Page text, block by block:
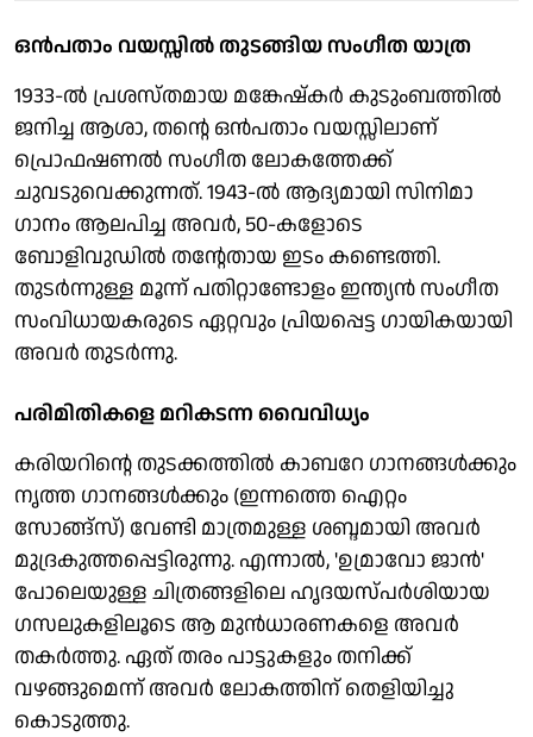
ഒൻപതാം വയസ്സിൽ തുടങ്ങിയ സംഗീത യാത്ര
1933-ൽ പ്രശസ്തമായ മങ്കേഷ്‌കർ കുടുംബത്തിൽ
ജനിച്ച ആശാ, തന്റെ ഒൻപതാം വയസ്സിലാണ്
പ്രൊഫഷണൽ സംഗീത ലോകത്തേക്ക്
ചുവടുവെക്കുന്നത്. 1943-ൽ ആദ്യമായി സിനിമാ
ഗാനം ആലപിച്ച അവർ, 50-കളോടെ
ബോളിവുഡിൽ തന്റേതായ ഇടം കണ്ടെത്തി.
തുടർന്നുള്ള മൂന്ന് പതിറ്റാണ്ടോളം ഇന്ത്യൻ സംഗീത
സംവിധായകരുടെ ഏറ്റവും പ്രിയപ്പെട്ട ഗായികയായി
അവർ തുടർന്നു.
പരിമിതികളെ മറികടന്ന വൈവിധ്യം
കരിയറിന്റെ തുടക്കത്തിൽ കാബറേ ഗാനങ്ങൾക്കും
നൃത്ത ഗാനങ്ങൾക്കും (ഇന്നത്തെ ഐറ്റം
സോങ്ങ്‌സ്) വേണ്ടി മാത്രമുള്ള ശബ്ദമായി അവർ
മുദ്രകുത്തപ്പെട്ടിരുന്നു. എന്നാൽ, 'ഉമ്രാവോ ജാൻ'
പോലെയുള്ള ചിത്രങ്ങളിലെ ഹൃദയസ്പർശിയായ
ഗസലുകളിലൂടെ ആ മുൻധാരണകളെ അവർ
തകർത്തു. ഏത് തരം പാട്ടുകളും തനിക്ക്
വഴങ്ങുമെന്ന് അവർ ലോകത്തിന് തെളിയിച്ചു
കൊടുത്തു.